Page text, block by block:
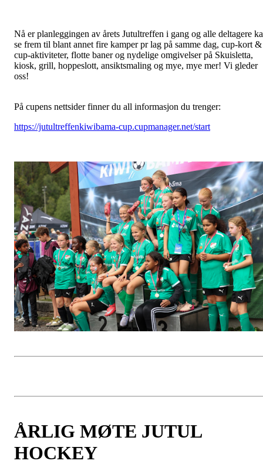
Nå er planleggingen av årets Jutultreffen i gang og alle deltagere
se frem til blant annet fire kamper pr lag på samme dag, cup-kort &
cup-aktiviteter, flotte baner og nydelige omgivelser på Skuisletta,
kiosk, grill, hoppeslott, ansiktsmaling og mye, mye mer! Vi gleder
oss!
På cupens nettsider finner du all informasjon du trenger:
https://jutultreffenkiwibama-cup.cupmanager.net/start
ÅRLIG MØTE JUTUL
HOCKEY